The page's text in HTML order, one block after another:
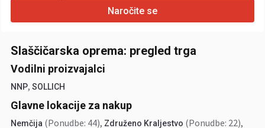
Naročite se
Slaščičarska oprema: pregled trga
Vodilni proizvajalci
NNP, SOLLICH
Glavne lokacije za nakup
Nemčija (Ponudbe: 44), Združeno Kraljestvo (Ponudbe: 22),